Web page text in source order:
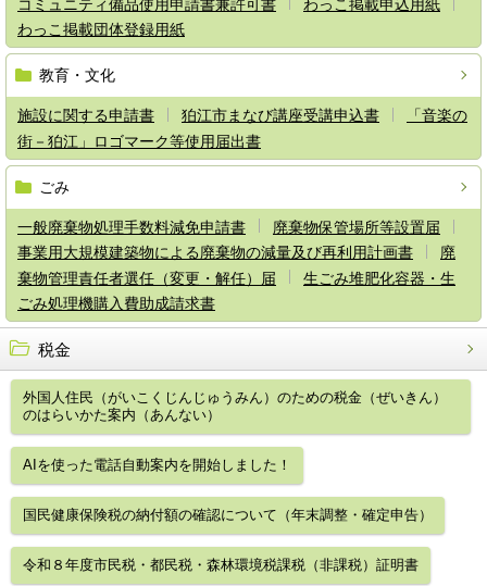
コミュニティ備品使用申請書兼許可書
わっこ掲載申込用紙
わっこ掲載団体登録用紙
教育・文化
施設に関する申請書 狛江市まなび講座受講申込書
「音楽の
街－狛江」ロゴマーク等使用届出書
ごみ
一般廃棄物処理手数料減免申請書
廃棄物保管場所等設置届
事業用大規模建築物による廃棄物の減量及び再利用計画書
廃
棄物管理責任者選任（変更・解任）届
生ごみ堆肥化容器・生
ごみ処理機購入費助成請求書
税金
外国人住民（がいこくじんじゅうみん）のための税金（ぜいきん）
のはらいかた案内（あんない）
AIを使った電話自動案内を開始しました！
国民健康保険税の納付額の確認について（年末調整・確定申告）
令和８年度市民税・都民税・森林環境税課税（非課税）証明書